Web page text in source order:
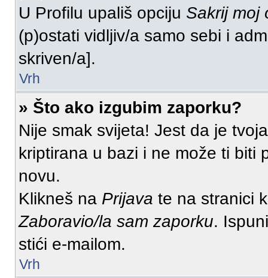
U Profilu upališ opciju Sakrij moj
(p)ostati vidljiv/a samo sebi i
skriven/a].
Vrh
» Što ako izgubim zaporku?
Nije smak svijeta! Jest da je
kriptirana u bazi i ne može ti biti
novu.
Klikneš na Prijava te na stranici
Zaboravio/la sam zaporku.
stići e-mailom.
Vrh